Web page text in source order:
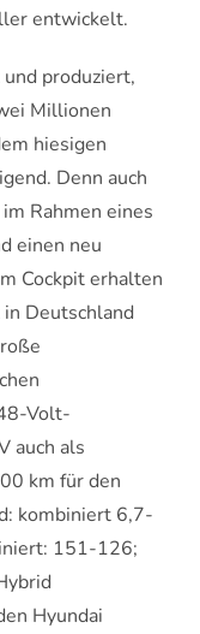
entwickelt.
produziert,
Millionen
hiesigen
Denn auch
Rahmen eines
einen neu
Cockpit erhalten
Deutschland
Volt-
auch als
km für den
kombiniert 6,7-
151-126;
Hyundai